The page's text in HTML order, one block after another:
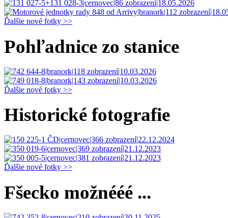
Ďalšie nové fotky >>
Pohľadnice zo stanice
Ďalšie nové fotky >>
Historické fotografie
Ďalšie nové fotky >>
Fšecko možnééé ...